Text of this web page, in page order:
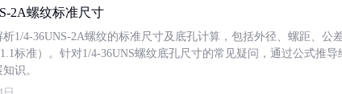
2A螺纹标准尺寸
1/4-36UNS-2A螺纹的标准尺寸及底孔计算，包括外径、螺距、公
标准）。针对1/4-36UNS螺纹底孔尺寸的常见疑问，通过公式推
识。